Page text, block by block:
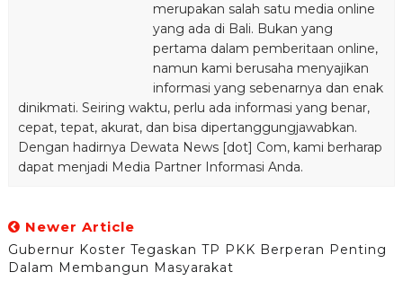
merupakan salah satu media online
yang ada di Bali. Bukan yang
pertama dalam pemberitaan online,
namun kami berusaha menyajikan
informasi yang sebenarnya dan enak
dinikmati. Seiring waktu, perlu ada informasi yang benar,
cepat, tepat, akurat, dan bisa dipertanggungjawabkan.
Dengan hadirnya Dewata News [dot] Com, kami berharap
dapat menjadi Media Partner Informasi Anda.
Newer Article
Gubernur Koster Tegaskan TP PKK Berperan Penting
Dalam Membangun Masyarakat